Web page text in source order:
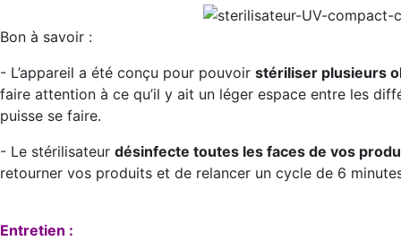
Bon à savoir :
- L’appareil a été conçu pour pouvoir stériliser plusieurs
faire attention à ce qu’il y ait un léger espace entre les
puisse se faire.
- Le stérilisateur désinfecte toutes les faces de vos
retourner vos produits et de relancer un cycle de 6
Entretien :